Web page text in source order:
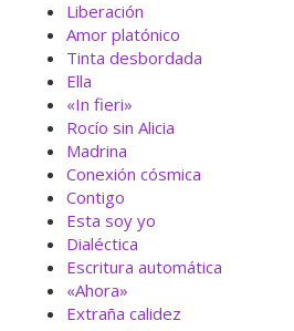
Liberación
Amor platónico
Tinta desbordada
Ella
«In fieri»
Rocío sin Alicia
Madrina
Conexión cósmica
Contigo
Esta soy yo
Dialéctica
Escritura automática
«Ahora»
Extraña calidez